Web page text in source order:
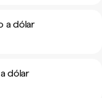
a dólar
dólar